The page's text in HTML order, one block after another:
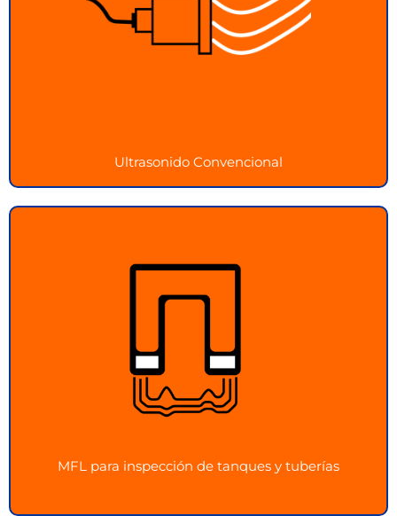
Ultrasonido Convencional
Ultrasonido Convencional
Realiza inspecciones básicas con nuestro
ultrasonido convencional fácil de usar
MFL para inspección de tanques y tuberías
Inspección confiable de tanques y tuberías con
Ver más